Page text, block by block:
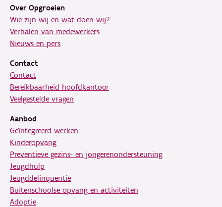
Over Opgroeien
Wie zijn wij en wat doen wij?
Verhalen van medewerkers
Nieuws en pers
Contact
Contact
Bereikbaarheid hoofdkantoor
Veelgestelde vragen
Aanbod
Geïntegreerd werken
Kinderopvang
Preventieve gezins- en jongerenondersteuning
Jeugdhulp
Jeugddelinquentie
Buitenschoolse opvang en activiteiten
Adoptie